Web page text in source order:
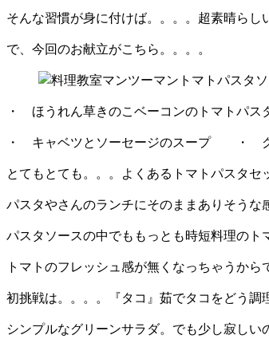
そんな習慣が身に付けば。。。。超素晴ら
で、今回のお献立がこちら。。。。
・ ほうれん草きのこベーコンのトマト
・ キャベツとソーセージのスープ ・
とてもとても。。。よくあるトマトパスタセ
パスタやさんのランチにそのままありそうな
パスタソースの中でももっとも時短料理の
トマトのフレッシュ感が無くなっちゃうから
初挑戦は。。。。『タコ』茹でタコをどう調
シンプルなグリーンサラダ。でも少し寂し